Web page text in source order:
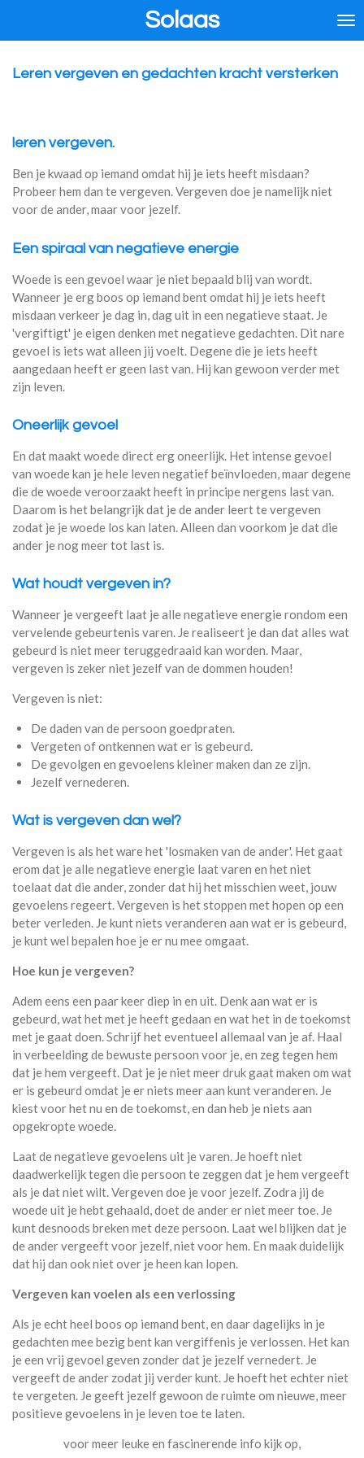
de
Solaas
Leren vergeven en gedachten kracht versterken
leren vergeven.
Ben je kwaad op iemand omdat hij je iets heeft misdaan?
Probeer hem dan te vergeven. Vergeven doe je namelijk niet
voor de ander, maar voor jezelf.
Een spiraal van negatieve energie
Woede is een gevoel waar je niet bepaald blij van wordt.
Wanneer je erg boos op iemand bent omdat hij je iets heeft
misdaan verkeer je dag in, dag uit in een negatieve staat. Je
'vergiftigt' je eigen denken met negatieve gedachten. Dit nare
gevoel is iets wat alleen jij voelt. Degene die je iets heeft
aangedaan heeft er geen last van. Hij kan gewoon verder met
zijn leven.
Oneerlijk gevoel
En dat maakt woede direct erg oneerlijk. Het intense gevoel
van woede kan je hele leven negatief beïnvloeden, maar degene
die de woede veroorzaakt heeft in principe nergens last van.
Daarom is het belangrijk dat je de ander leert te vergeven
zodat je je woede los kan laten. Alleen dan voorkom je dat die
ander je nog meer tot last is.
Wat houdt vergeven in?
Wanneer je vergeeft laat je alle negatieve energie rondom een
vervelende gebeurtenis varen. Je realiseert je dan dat alles wat
gebeurd is niet meer teruggedraaid kan worden. Maar,
vergeven is zeker niet jezelf van de dommen houden!
Vergeven is niet:
De daden van de persoon goedpraten.
Vergeten of ontkennen wat er is gebeurd.
De gevolgen en gevoelens kleiner maken dan ze zijn.
Jezelf vernederen.
Wat is vergeven dan wel?
Vergeven is als het ware het 'losmaken van de ander'. Het gaat
erom dat je alle negatieve energie laat varen en het niet
toelaat dat die ander, zonder dat hij het misschien weet, jouw
gevoelens regeert. Vergeven is het stoppen met hopen op een
beter verleden. Je kunt niets veranderen aan wat er is gebeurd,
je kunt wel bepalen hoe je er nu mee omgaat.
Hoe kun je vergeven?
Adem eens een paar keer diep in en uit. Denk aan wat er is
gebeurd, wat het met je heeft gedaan en wat het in de toekomst
met je gaat doen. Schrijf het eventueel allemaal van je af. Haal
in verbeelding de bewuste persoon voor je, en zeg tegen hem
dat je hem vergeeft. Dat je je niet meer druk gaat maken om wat
er is gebeurd omdat je er niets meer aan kunt veranderen. Je
kiest voor het nu en de toekomst, en dan heb je niets aan
opgekropte woede.
Laat de negatieve gevoelens uit je varen. Je hoeft niet
daadwerkelijk tegen die persoon te zeggen dat je hem vergeeft
als je dat niet wilt. Vergeven doe je voor jezelf. Zodra jij de
woede uit je hebt gehaald, doet de ander er niet meer toe. Je
kunt desnoods breken met deze persoon. Laat wel blijken dat je
de ander vergeeft voor jezelf, niet voor hem. En maak duidelijk
dat hij dan ook niet over je heen kan lopen.
Vergeven kan voelen als een verlossing
Als je echt heel boos op iemand bent, en daar dagelijks in je
gedachten mee bezig bent kan vergiffenis je verlossen. Het kan
je een vrij gevoel geven zonder dat je jezelf vernedert. Je
vergeeft de ander zodat jij verder kunt. Je hoeft het echter niet
te vergeten. Je geeft jezelf gewoon de ruimte om nieuwe, meer
positieve gevoelens in je leven toe te laten.
voor meer leuke en fascinerende info kijk op,